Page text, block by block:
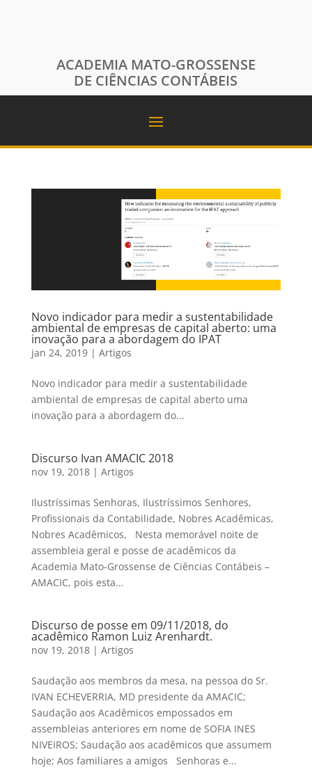
ACADEMIA MATO-GROSSENSE
DE CIÊNCIAS CONTÁBEIS
Novo indicador para medir a sustentabilidade
ambiental de empresas de capital aberto: uma
inovação para a abordagem do IPAT
jan 24, 2019| Artigos
Novo indicador para medir a sustentabilidade
ambiental de empresas de capital aberto uma
inovação para a abordagem do...
Discurso Ivan AMACIC 2018
nov 19, 2018| Artigos
Ilustríssimas Senhoras, Ilustríssimos Senhores,
Profissionais da Contabilidade, Nobres Acadêmicas,
Nobres Acadêmicos, Nesta memorável noite de
assembleia geral e posse de acadêmicos da
Academia Mato-Grossense de Ciências Contábeis –
AMACIC, pois esta...
Discurso de posse em 09/11/2018, do
acadêmico Ramon Luiz Arenhardt.
nov 19, 2018| Artigos
Saudação aos membros da mesa, na pessoa do Sr.
IVAN ECHEVERRIA, MD presidente da AMACIC;
Saudação aos Acadêmicos empossados em
assembleias anteriores em nome de SOFIA INES
NIVEIROS; Saudação aos acadêmicos que assumem
hoje; Aos familiares a amigos Senhoras e...